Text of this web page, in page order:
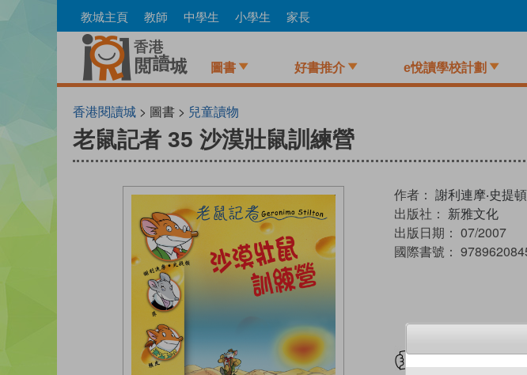
to
教城主頁 教師 中學生 小學生 家長
圖書 好書推介 e悅讀學校計劃
香港閱讀城 > 圖書 > 兒童讀物
老鼠記者 35 沙漠壯鼠訓練營
作者： 謝利連摩‧史提頓
出版社： 新雅文化
出版日期： 07/2007
國際書號：